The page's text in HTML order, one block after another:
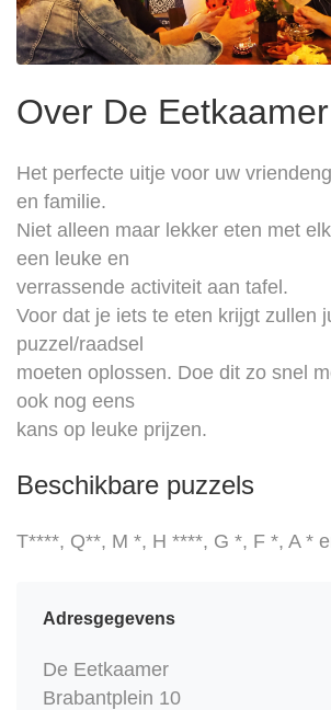
Over De Eetkaamer
Het perfecte uitje voor uw
en familie.
Niet alleen maar lekker eten met
een leuke en
verrassende activiteit aan tafel.
Voor dat je iets te eten krijgt zullen
puzzel/raadsel
moeten oplossen. Doe dit zo snel
ook nog eens
kans op leuke prijzen.
Beschikbare puzzels
T****, Q**, M *, H ****, G *, F *, A *
Adresgegevens
De Eetkaamer
Brabantplein 10